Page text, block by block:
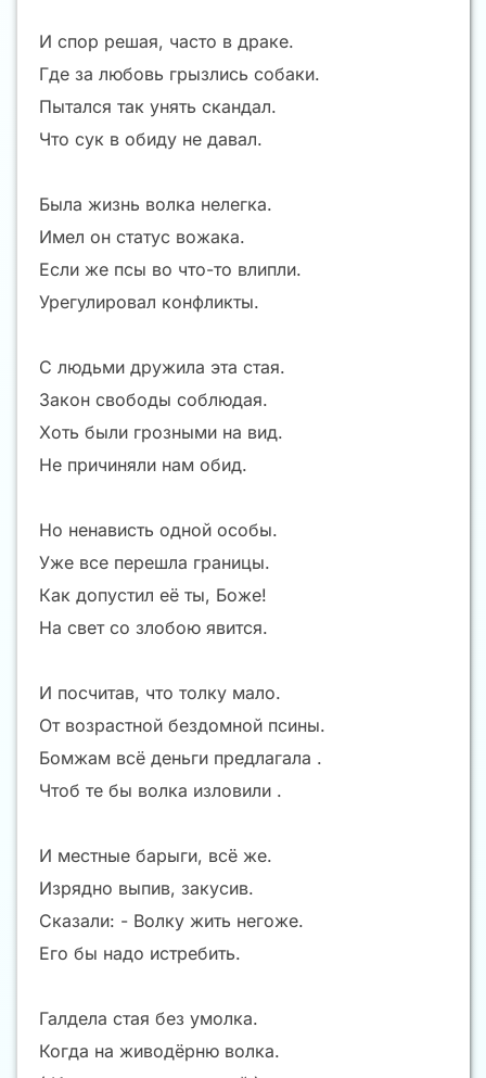
И спор решая, часто в драке.
Где за любовь грызлись собаки.
Пытался так унять скандал.
Что сук в обиду не давал.
Была жизнь волка нелегка.
Имел он статус вожака.
Если же псы во что-то влипли.
Урегулировал конфликты.
С людьми дружила эта стая.
Закон свободы соблюдая.
Хоть были грозными на вид.
Не причиняли нам обид.
Но ненависть одной особы.
Уже все перешла границы.
Как допустил её ты, Боже!
На свет со злобою явится.
И посчитав, что толку мало.
От возрастной бездомной псины.
Бомжам всё деньги предлагала .
Чтоб те бы волка изловили .
И местные барыги, всё же.
Изрядно выпив, закусив.
Сказали: - Волку жить негоже.
Его бы надо истребить.
Галдела стая без умолка.
Когда на живодёрню волка.